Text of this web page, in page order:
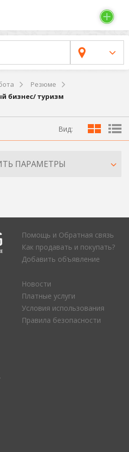
Резюме
бизнес/ туризм
Вид:
ПАРАМЕТРЫ
Помощь и Обратная связь
Как продавать и покупать?
Добавить объявление
Новости
Платные услуги
Условия использования
Правила безопасности